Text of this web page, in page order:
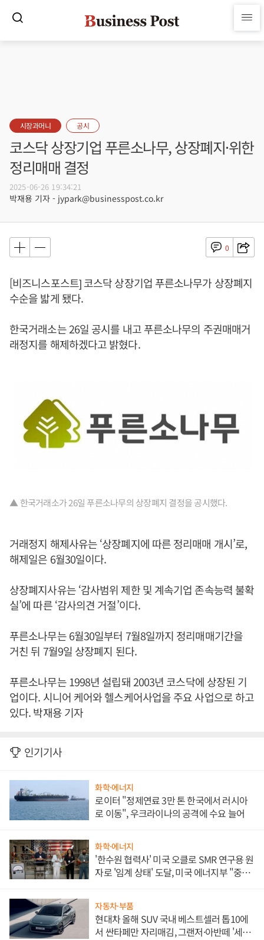
시장과머니 공시
코스닥 상장기업 푸른소나무, 상장폐지·위한
정리매매 결정
2025-06-26 19:34:21
박재용 기자 - jypark@businesspost.co.kr
0
[비즈니스포스트] 코스닥 상장기업 푸른소나무가 상장폐지
수순을 밟게 됐다.
한국거래소는 26일 공시를 내고 푸른소나무의 주권매매거
래정지를 해제하겠다고 밝혔다.
▲ 한국거래소가 26일 푸른소나무의 상장폐지 결정을 공시했다.
거래정지 해제사유는 ‘상장폐지에 따른 정리매매 개시’로,
해제일은 6월30일이다.
상장폐지사유는 ‘감사범위 제한 및 계속기업 존속능력 불확
실’에 따른 ‘감사의견 거절’이다.
푸른소나무는 6월30일부터 7월8일까지 정리매매기간을
거친 뒤 7월9일 상장폐지 된다.
푸른소나무는 1998년 설립돼 2003년 코스닥에 상장된 기
업이다. 시니어 케어와 헬스케어사업을 주요 사업으로 하고
있다. 박재용 기자
인기기사
화학·에너지
로이터 "정제연료 3만 톤 한국에서 러시아
로 이동", 우크라이나의 공격에 수요 늘어
화학·에너지
'한수원 협력사' 미국 오클로 SMR 연구용 원
자로 '임계 상태' 도달, 미국 에너지부 "중요
자동차·부품
현대차 올해 SUV 국내 베스트셀러 톱10에
서 싼타페만 자리매김, 그랜저·아반떼 '세단